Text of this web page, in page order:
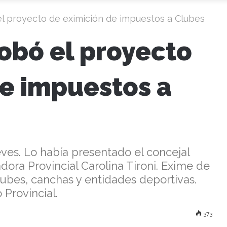
proyecto de eximición de impuestos a Clubes
el proyecto
impuestos a
Lo había presentado el concejal
Provincial Carolina Tironi. Exime de
canchas y entidades deportivas.
Provincial.
373